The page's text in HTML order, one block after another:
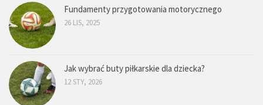
Fundamenty przygotowania motorycznego
26 LIS, 2025
Jak wybrać buty piłkarskie dla dziecka?
12 STY, 2026